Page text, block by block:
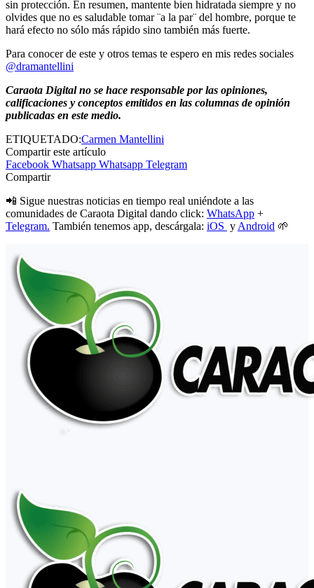
sin protección. En resumen, mantente bien hidratada siempre y no
olvides que no es saludable tomar ¨a la par¨ del hombre, porque te
hará efecto no sólo más rápido sino también más fuerte.
Para conocer de este y otros temas te espero en mis redes sociales
@dramantellini
Caraota Digital no se hace responsable por las opiniones,
calificaciones y conceptos emitidos en las columnas de opinión
publicadas en este medio.
ETIQUETADO:Carmen Mantellini
Compartir este artículo
Facebook Whatsapp Whatsapp Telegram
Compartir
📲 Sigue nuestras noticias en tiempo real uniéndote a las
comunidades de Caraota Digital dando click: WhatsApp +
Telegram. También tenemos app, descárgala: iOS y Android 🌱